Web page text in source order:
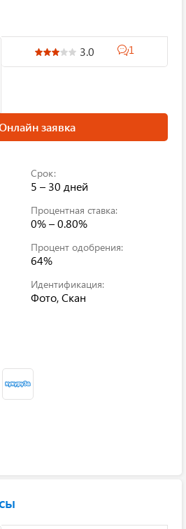
3.0 1
заявка
Срок:
5 – 30 дней
Процентная ставка:
0% – 0.80%
Процент одобрения:
64%
Идентификация:
Фото, Скан